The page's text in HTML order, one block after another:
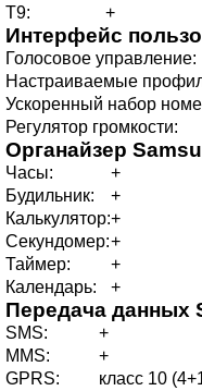
T9:
+
Интерфейс
Голосовое управление:
Настраиваемые
Ускоренный набор
Регулятор громкости:
Органайзер
Часы:
+
Будильник:
+
Калькулятор:+
Секундомер:+
Таймер:
+
Календарь:
+
Передача данных
SMS:
+
MMS:
+
GPRS:
класс 10